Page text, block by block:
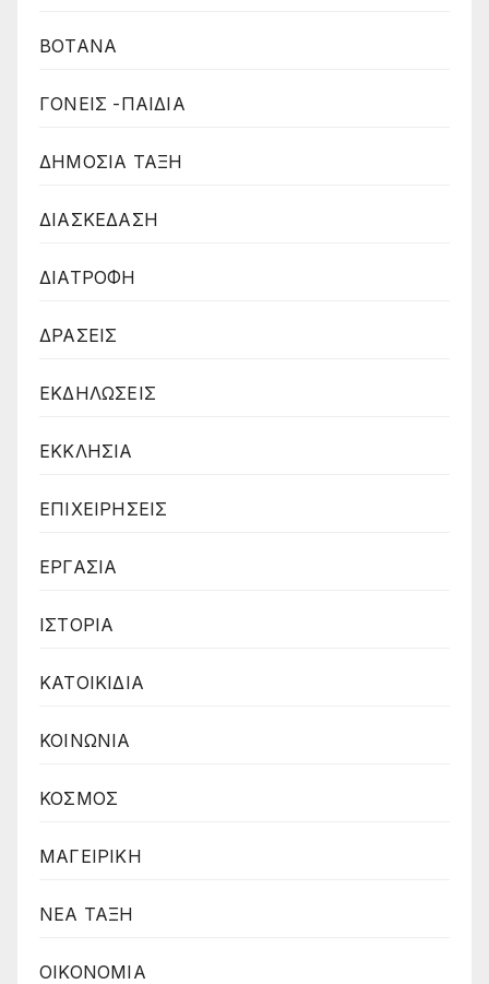
ΒΟΤΑΝΑ
ΓΟΝΕΙΣ -ΠΑΙΔΙΑ
ΔΗΜΟΣΙΑ ΤΑΞΗ
ΔΙΑΣΚΕΔΑΣΗ
ΔΙΑΤΡΟΦΗ
ΔΡΑΣΕΙΣ
ΕΚΔΗΛΩΣΕΙΣ
ΕΚΚΛΗΣΙΑ
ΕΠΙΧΕΙΡΗΣΕΙΣ
ΕΡΓΑΣΙΑ
ΙΣΤΟΡΙΑ
ΚΑΤΟΙΚΙΔΙΑ
ΚΟΙΝΩΝΙΑ
ΚΟΣΜΟΣ
ΜΑΓΕΙΡΙΚΗ
ΝΕΑ ΤΑΞΗ
ΟΙΚΟΝΟΜΙΑ